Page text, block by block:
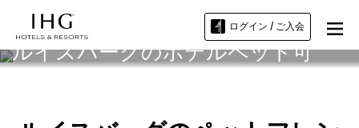
ログイン / ご入会
ルイスバーグのホテルペット可